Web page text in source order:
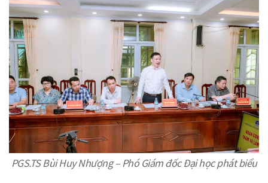
PGS.TS Bùi Huy Nhượng – Phó Giám đốc Đại học phát biểu